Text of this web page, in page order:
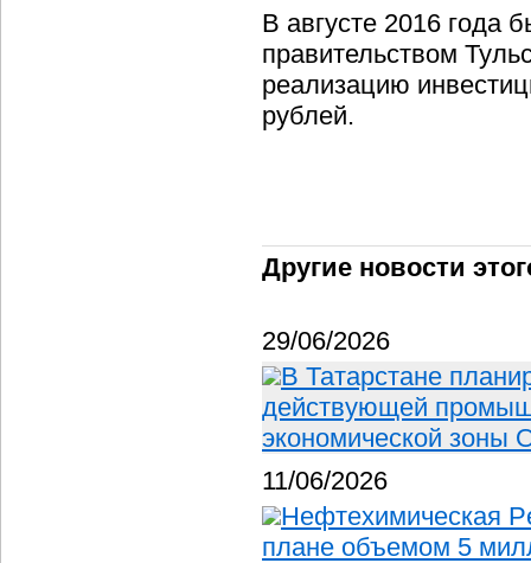
В августе 2016 года
правительством
реализацию
рублей.
Другие новости
29/06/2026
В Татарстане
действующей
экономической зоны
11/06/2026
Нефтехимическая
плане объемом 5